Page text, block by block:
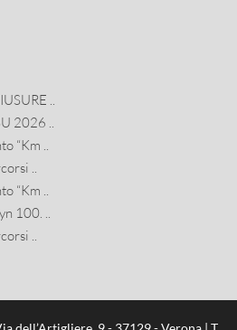
..
2026 ..
“Km ..
..
“Km ..
100. ..
..